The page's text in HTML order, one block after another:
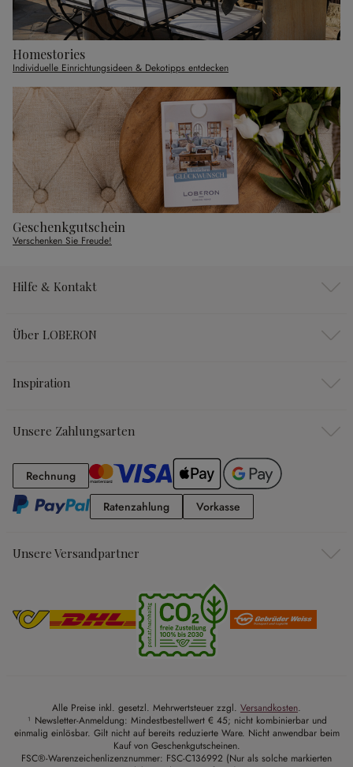
Homestories
Individuelle Einrichtungsideen & Dekotipps entdecken
Geschenkgutschein
Verschenken Sie Freude!
Hilfe & Kontakt
Über LOBERON
Inspiration
Unsere Zahlungsarten
RechnungRechnung
RatenzahlungRatenzahlung
Vorkasse
Unsere Versandpartner
Alle Preise inkl. gesetzl. Mehrwertsteuer zzgl. Versandkosten.
¹ Newsletter-Anmeldung: Mindestbestellwert € 45; nicht kombinierbar und
einmalig einlösbar. Gilt nicht auf bereits reduzierte Ware. Nicht anwendbar beim
Kauf von Geschenkgutscheinen.
FSC®-Warenzeichenlizenznummer: FSC-C136992 (Nur als solche markierten